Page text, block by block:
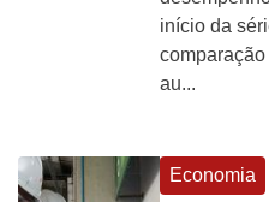
início da
au...
Economia